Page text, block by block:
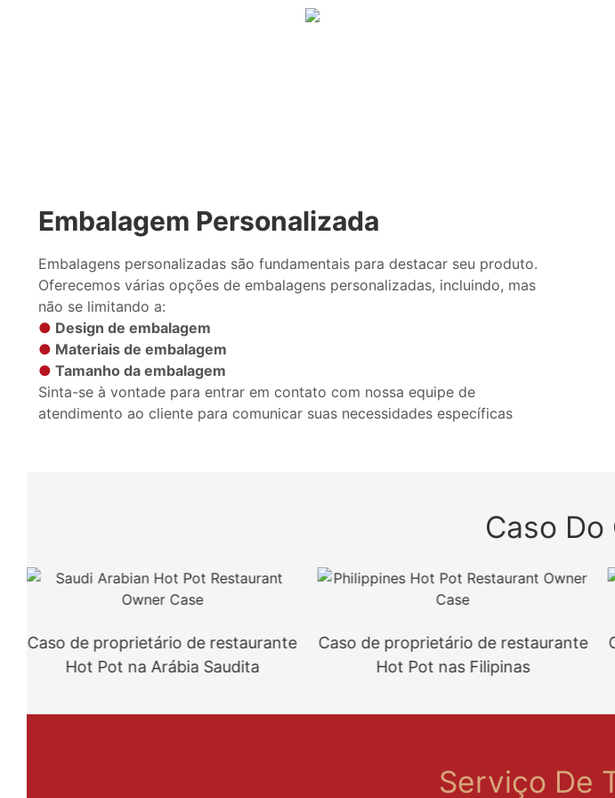
Embalagem Personalizada
Embalagens personalizadas são fundamentais para destacar seu produto.
Oferecemos várias opções de embalagens personalizadas, incluindo, mas
não se limitando a:
● Design de embalagem
● Materiais de embalagem
●Tamanho da embalagem
Sinta-se à vontade para entrar em contato com nossa equipe de
atendimento ao cliente para comunicar suas necessidades específicas
Caso
Caso de proprietário de restaurante
Hot Pot na Arábia Saudita
Caso de proprietário de restaurante
Hot Pot nas Filipinas
Serviço De